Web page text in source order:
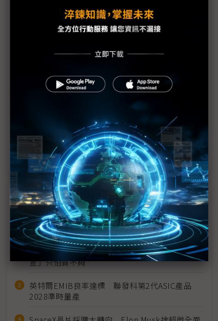
議題精選－中國製造腹背受敵
中國家電業多重夾擊 庫存難消成本漲 轉向東南亞
中國SSD主控晶片廠 拚高階自產、搶企業級市場
中國汽車降價潮延燒 微型EV市場面臨萎縮危機
印度客戶砍價不手軟 中國電子配件商嘆買賣難做
近７天熱門報導
MLCC訂單過熱、出貨比創高 村田示警全球AI基
建熱潮將趨緩
2027全年記憶體產能提前售罄 買家「祕而不
宣」只怕買不夠
英特爾EMIB良率達標 聯發科第2代ASIC產品
2028準時量產